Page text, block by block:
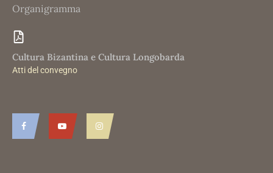
Organigramma
Cultura Bizantina e Cultura Longobarda​
Atti del convegno